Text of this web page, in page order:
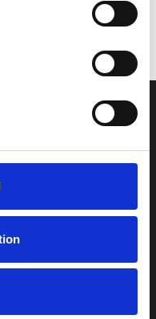
prisændringer i markedet.
viste. Vi kontakter dig